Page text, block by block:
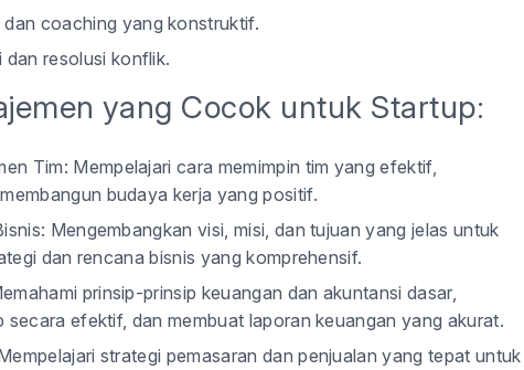
coaching yang konstruktif.
dan resolusi konflik.
yang Cocok untuk Startup:
Tim: Mempelajari cara memimpin tim yang efektif,
budaya kerja yang positif.
Mengembangkan visi, misi, dan tujuan yang jelas untuk
dan rencana bisnis yang komprehensif.
prinsip-prinsip keuangan dan akuntansi dasar,
secara efektif, dan membuat laporan keuangan yang akurat.
strategi pemasaran dan penjualan yang tepat untuk